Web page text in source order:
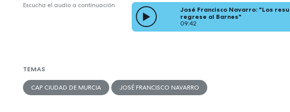
Escucha el audio a continuación
José Francisco Navarro: "Los
regrese al Barnes"
09:42
TEMAS
CAP CIUDAD DE MURCIA JOSÉ FRANCISCO NAVARRO